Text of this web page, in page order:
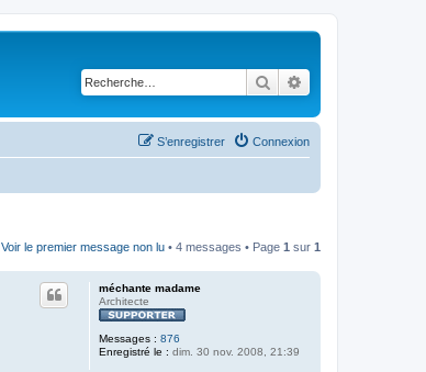
Rechercher
Connexion
S’enregistrer
Voir le premier message non lu • 4 messages • Page 1 sur 1
méchante madame
Architecte
Messages : 876
Enregistré le : dim. 30 nov. 2008, 21:39